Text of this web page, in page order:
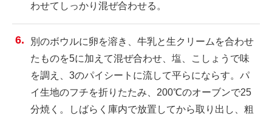
わせてしっかり混ぜ合わせる。
別のボウルに卵を溶き、牛乳と生クリームを合わせ
たものを5に加えて混ぜ合わせ、塩、こしょうで味
を調え、3のパイシートに流して平らにならす。パ
イ生地のフチを折りたたみ、200℃のオーブンで25
分焼く。しばらく庫内で放置してから取り出し、粗